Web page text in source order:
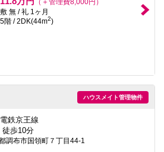
敷 無 / 礼 1ヶ月
5階 / 2DK(44m2)
ハウスメイト管理物件
鉄京王線
徒歩10分
調布市国領町７丁目44-1